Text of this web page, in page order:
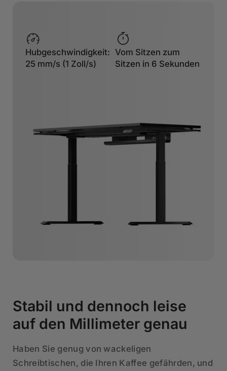
Hubgeschwindigkeit:
25 mm/s (1 Zoll/s)
Vom Sitzen zum
Sitzen in 6 Sekunden
Stabil und dennoch leise
auf den Millimeter genau
Haben Sie genug von wackeligen
Schreibtischen, die Ihren Kaffee gefährden, und